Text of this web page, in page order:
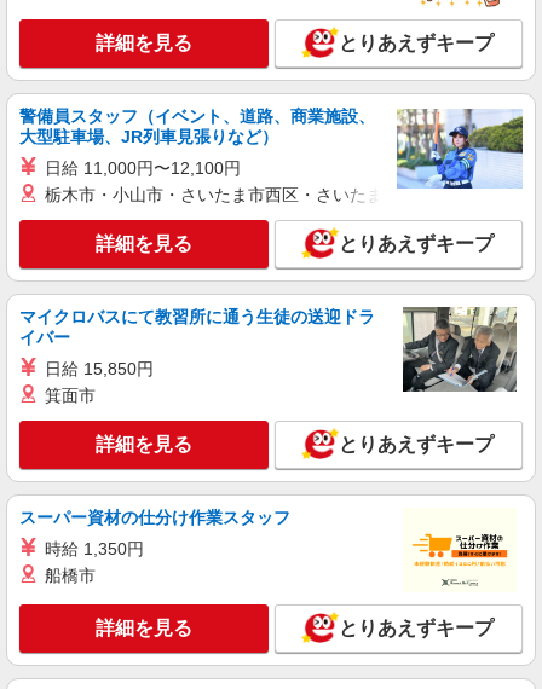
詳細を見る とりあえずキープ
警備員スタッフ（イベント、道路、商業施設、
大型駐車場、JR列車見張りなど）
日給 11,000円〜12,100円
栃木市・小山市・さいたま市西区・さいたま市岩槻区・久喜市・
詳細を見る とりあえずキープ
マイクロバスにて教習所に通う生徒の送迎ドラ
イバー
日給 15,850円
箕面市
詳細を見る とりあえずキープ
スーパー資材の仕分け作業スタッフ
時給 1,350円
船橋市
詳細を見る とりあえずキープ